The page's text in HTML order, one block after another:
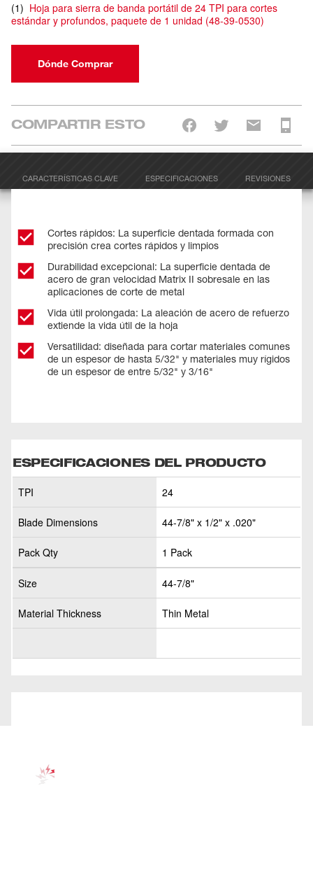
(1) Hoja para sierra de banda portátil de 24 TPI para cortes
estándar y profundos, paquete de 1 unidad (48-39-0530)
Dónde Comprar
COMPARTIR ESTO
CARACTERÍSTICAS CLAVE ESPECIFICACIONES REVISIONES
Cortes rápidos: La superficie dentada formada con
precisión crea cortes rápidos y limpios
Durabilidad excepcional: La superficie dentada de
acero de gran velocidad Matrix II sobresale en las
aplicaciones de corte de metal
Vida útil prolongada: La aleación de acero de refuerzo
extiende la vida útil de la hoja
Versatilidad: diseñada para cortar materiales comunes
de un espesor de hasta 5/32" y materiales muy rígidos
de un espesor de entre 5/32" y 3/16"
ESPECIFICACIONES DEL PRODUCTO
TPI 24
Blade Dimensions 44-7/8" x 1/2" x .020"
Pack Qty 1 Pack
Size 44-7/8"
Material Thickness Thin Metal